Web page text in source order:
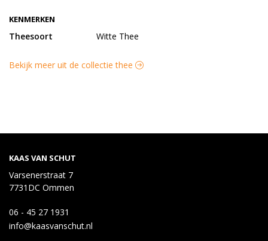
KENMERKEN
Theesoort Witte Thee
Bekijk meer uit de collectie thee
KAAS VAN SCHUT
Varsenerstraat 7
7731DC Ommen
06 - 45 27 1931
info@kaasvanschut.nl